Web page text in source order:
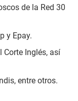
de la Red 30
y Epay.
Corte Inglés, así
entre otros.